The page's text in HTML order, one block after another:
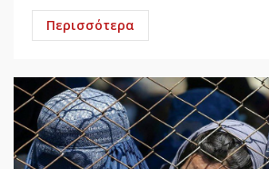
Περισσότερα